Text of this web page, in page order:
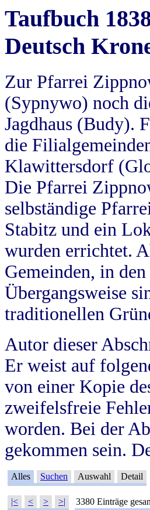
Taufbuch
Deutsch
Zur Pfarrei
(Sypnywo) noch
Jagdhaus (Budy).
die
Klawittersdorf
Die Pfarrei
selbständige
Stabitz und ein
wurden errichtet.
Gemeinden, in
Übergangsweise
traditionellen
Autor dieser
Er weist auf
von einer Kopie
zweifelsfreie
worden. Bei der
gekommen sein.
Alles Suchen Auswahl Detail
|< < > >| 3380 Einträge